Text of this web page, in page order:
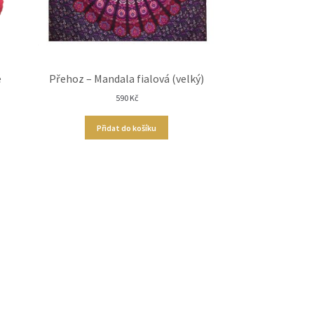
Přehoz – Mandala fialová (velký)
590 Kč
Přidat do košíku